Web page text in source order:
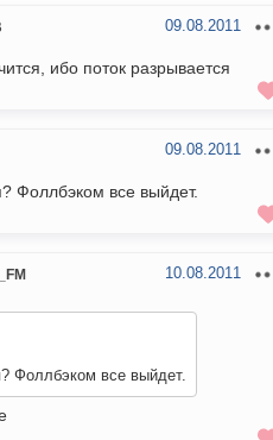
09.08.2011
ибо поток разрывается
09.08.2011
Фоллбэком все выйдет.
10.08.2011
Фоллбэком все выйдет.